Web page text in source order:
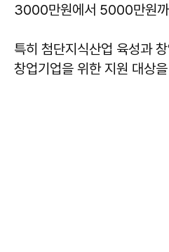
3000만원에서 5000만원까
특히 첨단지식산업 육성과
창업기업을 위한 지원 대상